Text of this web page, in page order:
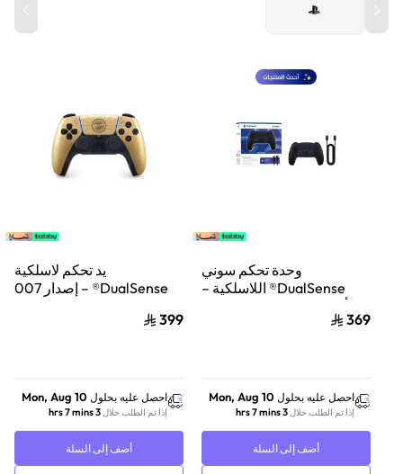
وحدة تحكم سوني
DualSense® اللاسلكية –
أسود منتصف الليل + كابل
USB للكمبيوتر الشخصي 369
احصل عليه بحلول Mon, Aug 10
إذا تم الطلب خلال3 hrs 7 mins
أضف إلى السلة
يد تحكم لاسلكية
DualSense® – إصدار 007
399
احصل عليه بحلول Mon, Aug 10
إذا تم الطلب خلال3 hrs 7 mins
أضف إلى السلة